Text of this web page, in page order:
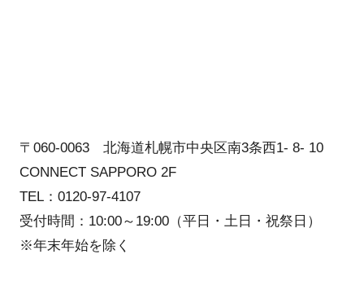
〒060-0063 北海道札幌市中央区南3条西1- 8- 10
CONNECT SAPPORO 2F
TEL：0120-97-4107
受付時間：10:00～19:00（平日・土日・祝祭日）
※年末年始を除く